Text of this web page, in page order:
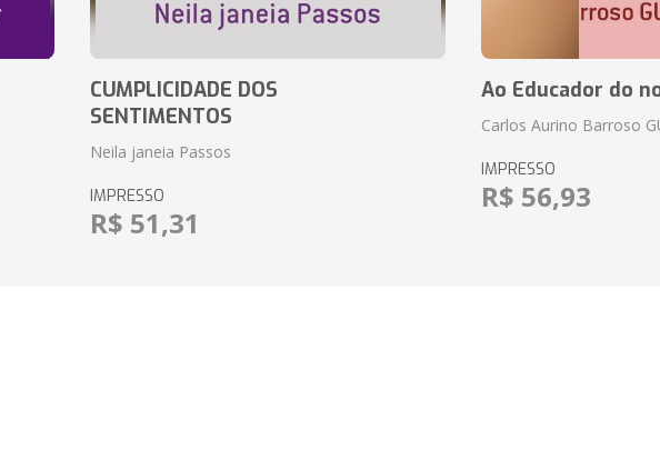
CUMPLICIDADE DOS
SENTIMENTOS
Neila janeia Passos
IMPRESSO
R$ 51,31
Ao Educador do
Carlos Aurino Barroso
IMPRESSO
R$ 56,93